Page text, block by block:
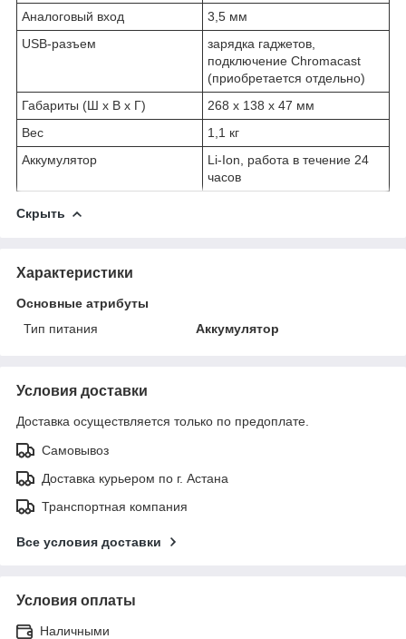
Аналоговый вход
3,5 мм
USB-разъем
зарядка гаджетов,
подключение Chromacast
(приобретается отдельно)
Габариты (Ш х В х Г)
268 х 138 х 47 мм
Вес
1,1 кг
Аккумулятор
Li-Ion, работа в течение 24
часов
Скрыть
Характеристики
Основные атрибуты
Тип питания
Аккумулятор
Условия доставки
Доставка осуществляется только по предоплате.
Самовывоз
Доставка курьером по г. Астана
Транспортная компания
Все условия доставки
Условия оплаты
Наличными